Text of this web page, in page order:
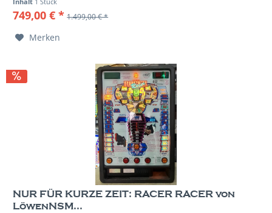
749,00 € * 1.499,00 € *
Merken
NUR FÜR KURZE ZEIT: RACER RACER von
LöwenNSM...